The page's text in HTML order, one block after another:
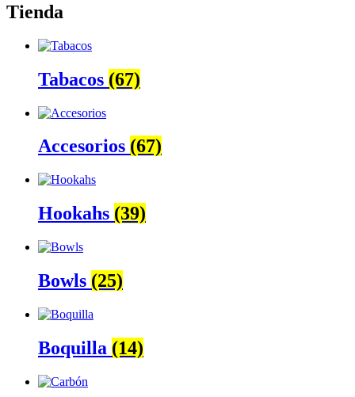
Tienda
Tabacos (67)
Accesorios (67)
Hookahs (39)
Bowls (25)
Boquilla (14)